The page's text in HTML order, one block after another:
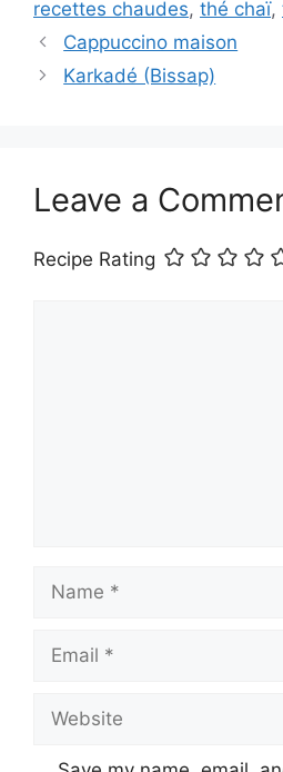
recettes chaudes, thé chaï,
Cappuccino maison
Karkadé (Bissap)
Leave a
Recipe Rating